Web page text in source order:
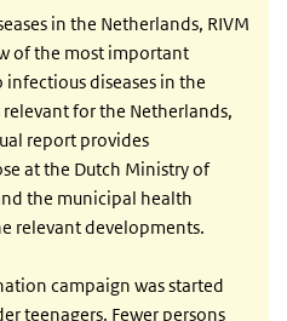
in the Netherlands, RIVM
of the most important
diseases in the
for the Netherlands,
report provides
at the Dutch Ministry of
the municipal health
relevant developments.
campaign was started
teenagers. Fewer persons